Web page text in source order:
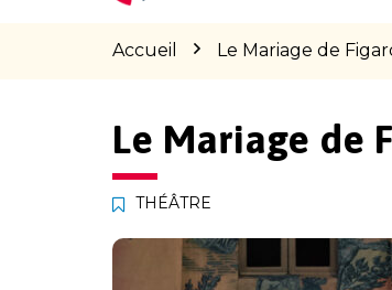
Accueil Le Mariage de
Le Mariage de
THÉÂTRE